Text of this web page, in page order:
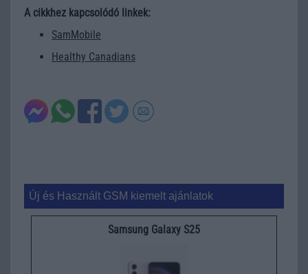
A cikkhez kapcsolódó linkek:
SamMobile
Healthy Canadians
Új és Használt GSM kiemelt ajánlatok
Samsung Galaxy S25